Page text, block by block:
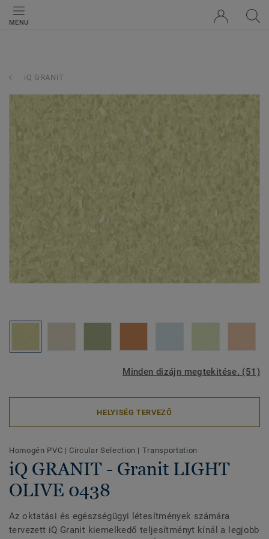
MENU
iQ GRANIT
Minden dizájn megtekitése. (51)
HELYISÉG TERVEZŐ
Homogén PVC | Circular Selection | Transportation
iQ GRANIT - Granit LIGHT
OLIVE 0438
Az oktatási és egészségügyi létesítmények számára
tervezett iQ Granit kiemelkedő teljesítményt kínál a legjobb